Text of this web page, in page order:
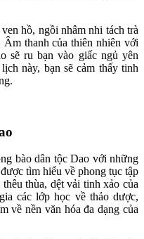
hồ, ngồi nhâm nhi tách trà
thanh của thiên nhiên với
sẽ ru bạn vào giấc ngủ yên
này, bạn sẽ cảm thấy tinh
bào dân tộc Dao với những
tìm hiểu về phong tục tập
thùa, dệt vải tinh xảo của
các lớp học về thảo dược,
về nền văn hóa đa dạng của